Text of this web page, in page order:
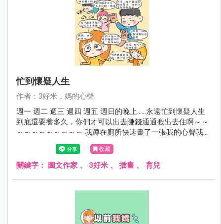
忙到懷疑人生
作者：3好米，媽的心聲
週一 週二 週三 週四 週五 週日的晚上……永遠忙到懷疑人生
到底還要養多久，你們才可以出去賺錢通通搬出去住啊～～
～～～～～～～～～ 我蹲在廁所快速畫了一張我的心聲我的
心情，不想出來面對夫小們...... 不要再敲我廁所門了好嗎？？
收藏
關鍵字： 圖文作家 、 3好米 、 插畫 、 育兒